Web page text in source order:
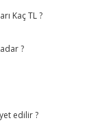
Kaç TL ?
?
edilir ?